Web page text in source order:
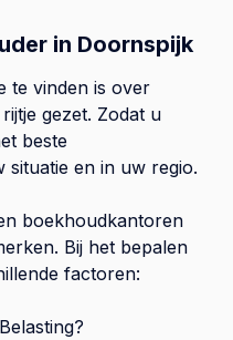
in Doornspijk
te vinden is over
gezet. Zodat u
beste
en in uw regio.
boekhoudkantoren
Bij het bepalen
factoren: